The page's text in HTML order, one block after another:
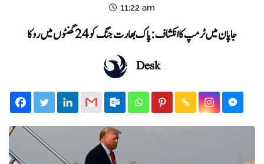
11:22 am
جاپان میں ٹرمپ کا انکشاف: پاک بھارت جنگ کو 24 گھنٹوں میں روکا
Desk